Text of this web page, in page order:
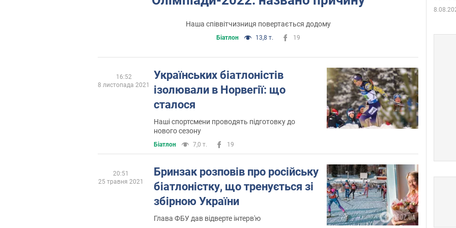
Наша співвітчизниця повертається додому
Біатлон 13,8 т. 19
Українських біатлоністів
ізолювали в Норвегії: що
сталося
Наші спортсмени проводять підготовку до
нового сезону
Біатлон 7,0 т. 19
16:52
8 листопада 2021
Бринзак розповів про російську
біатлоністку, що тренується зі
збірною України
Глава ФБУ дав відверте інтерв'ю
20:51
25 травня 2021